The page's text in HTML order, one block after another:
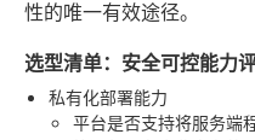
性的唯一有效途径。
选型清单：安全可控能力
私有化部署能力
平台是否支持将服务端